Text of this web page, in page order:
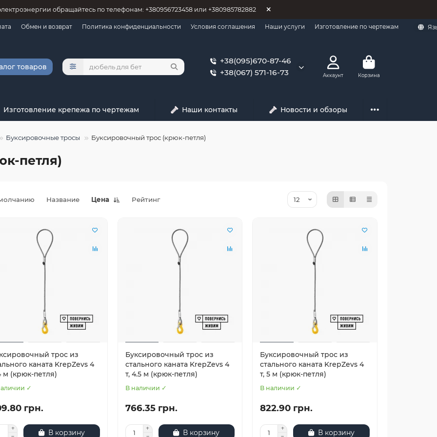
обращайтесь по телефонам: +380956723458 или +380985782882
Обмен и возврат Политика конфиденциальности Условия соглашения Наши услуги Изготовление по чертежам
товаров
+38(095)670-87-46
+38(067) 571-16-73
Аккаунт Корзина
Изготовление крепежа по чертежам Наши контакты Новости и обзоры
Буксировочные тросы Буксировочный трос (крюк-петля)
петля)
Название Цена Рейтинг
трос из
каната KrepZevs 4
м (крюк-петля)
✓
грн.
В корзину
Буксировочный трос из
стального каната KrepZevs 4
т, 4.5 м (крюк-петля)
В наличии ✓
766.35 грн.
В корзину
Буксировочный трос из
стального каната KrepZevs 4
т, 5 м (крюк-петля)
В наличии ✓
822.90 грн.
В корзину